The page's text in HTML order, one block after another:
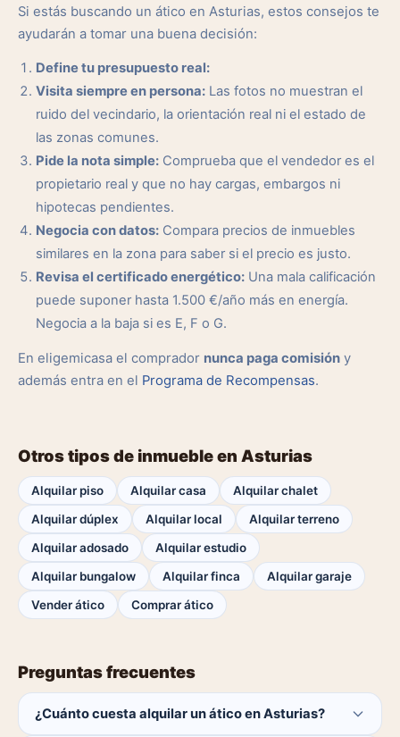
Si estás buscando un ático en Asturias, estos consejos te
ayudarán a tomar una buena decisión:
Define tu presupuesto real:
Visita siempre en persona: Las fotos no muestran el
ruido del vecindario, la orientación real ni el estado de
las zonas comunes.
Pide la nota simple: Comprueba que el vendedor es el
propietario real y que no hay cargas, embargos ni
hipotecas pendientes.
Negocia con datos: Compara precios de inmuebles
similares en la zona para saber si el precio es justo.
Revisa el certificado energético: Una mala calificación
puede suponer hasta 1.500 €/año más en energía.
Negocia a la baja si es E, F o G.
En eligemicasa el comprador nunca paga comisión y
además entra en el Programa de Recompensas.
Otros tipos de inmueble en Asturias
Alquilar piso Alquilar casa
Alquilar chalet
Alquilar dúplex
Alquilar local
Alquilar terreno
Alquilar adosado
Alquilar estudio
Alquilar bungalow
Alquilar finca
Alquilar garaje
Vender ático
Comprar ático
Preguntas frecuentes
¿Cuánto cuesta alquilar un ático en Asturias?